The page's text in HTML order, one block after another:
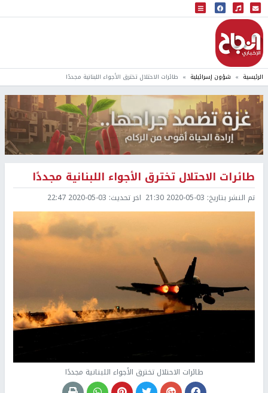
البث المباشر
إذاعة النجاح
الرئيسية شؤون إسرائيلية طائرات الاحتلال تخترق الأجواء اللبنانية مجددًا
طائرات الاحتلال تخترق الأجواء اللبنانية مجددًا
تم النشر بتاريخ: 2020-05-03 21:30 اخر تحديث: 2020-05-03 22:47
طائرات الاحتلال تخترق الأجواء اللبنانية مجددًا